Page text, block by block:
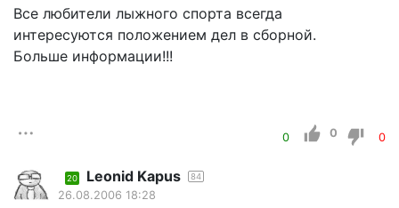
Все любители лыжного спорта всегда
интересуются положением дел в сборной.
Больше информации!!!
0 0 0
20 Leonid Kapus 84
26.08.2006 18:28